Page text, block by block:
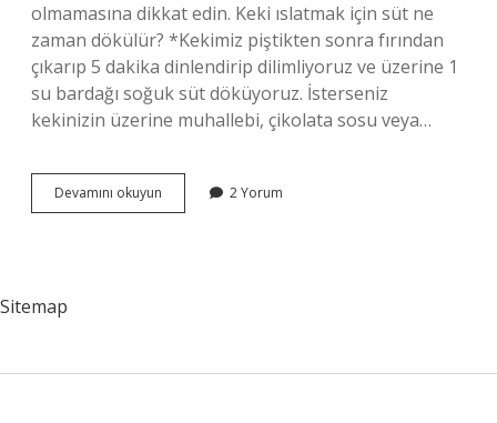
olmamasına dikkat edin. Keki ıslatmak için süt ne
zaman dökülür? *Kekimiz piştikten sonra fırından
çıkarıp 5 dakika dinlendirip dilimliyoruz ve üzerine 1
su bardağı soğuk süt döküyoruz. İsterseniz
kekinizin üzerine muhallebi, çikolata sosu veya…
Devamını okuyun
Kek
2 Yorum
Sitemap